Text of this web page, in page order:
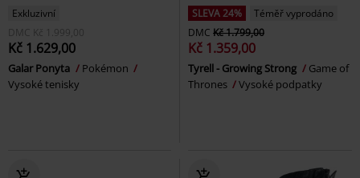
Exkluzivní
DMC
Kč 1.999,00
Kč 1.629,00
Galar Ponyta
Pokémon
Vysoké tenisky
SLEVA 24%
Téměř vyprodáno
DMC Kč 1.799,00
Kč 1.359,00
Tyrell - Growing Strong
Game of
Thrones
Vysoké podpatky